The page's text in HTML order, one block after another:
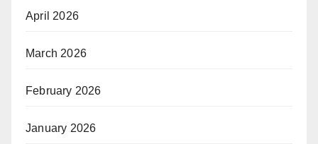
April 2026
March 2026
February 2026
January 2026